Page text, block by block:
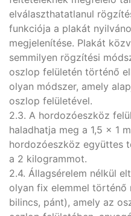
elválaszthatatlanul
funkciója a plakát
megjelenítése. Plakát
semmilyen rögzítési
oszlop felületén történő
olyan módszer, amely
oszlop felületével.
2.3. A hordozóeszköz
haladhatja meg a 1,5 x 1
hordozóeszköz együttes
a 2 kilogrammot.
2.4. Állagsérelem nélkül
olyan fix elemmel történő
bilincs, pánt), amely az